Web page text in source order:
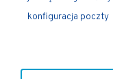
konfiguracja poczty